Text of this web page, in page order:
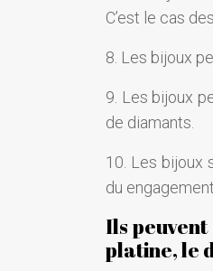
C’est le cas
8. Les bijoux
9. Les bijoux
de diamants.
10. Les bijoux
du
Ils
platine, le